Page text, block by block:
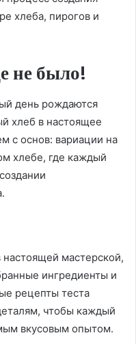
хлеба, пирогов и
не было!
день рождаются
хлеб в настоящее
с основ: вариации на
хлебе, где каждый
настоящей мастерской,
ингредиенты и
рецепты теста
чтобы каждый
вкусовым опытом.